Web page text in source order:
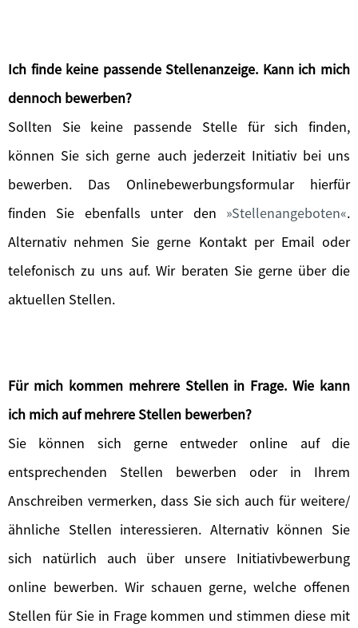
Ich finde keine passende Stellenanzeige. Kann ich mich
dennoch bewerben?
Sollten Sie keine passende Stelle für sich finden,
können Sie sich gerne auch jederzeit Initiativ bei uns
bewerben. Das Onlinebewerbungsformular hierfür
finden Sie ebenfalls unter den
Stellenangeboten .
Alternativ nehmen Sie gerne Kontakt per Email oder
telefonisch zu uns auf. Wir beraten Sie gerne über die
aktuellen Stellen.
Für mich kommen mehrere Stellen in Frage. Wie kann
ich mich auf mehrere Stellen bewerben?
Sie können sich gerne entweder online auf die
entsprechenden Stellen bewerben oder in Ihrem
Anschreiben vermerken, dass Sie sich auch für weitere/
ähnliche Stellen interessieren. Alternativ können Sie
sich natürlich auch über unsere Initiativbewerbung
online bewerben. Wir schauen gerne, welche offenen
Stellen für Sie in Frage kommen und stimmen diese mit